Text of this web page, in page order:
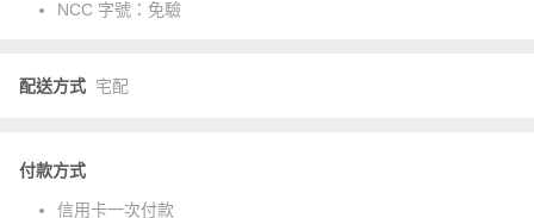
NCC 字號： 免驗
配送方式 宅配
付款方式
信用卡一次付款